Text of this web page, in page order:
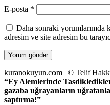
E-posta *
Daha sonraki yorumlarımda
adresim ve site adresim bu
kuranokuyun.com | © Telif
“Ey Alemlerinde
gazaba uğrayanların
saptırma!”